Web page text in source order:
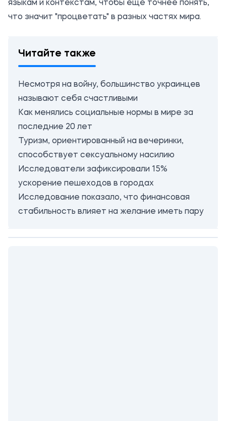
языкам и контекстам, чтобы еще точнее понять,
что значит "процветать" в разных частях мира.
Читайте также
Несмотря на войну, большинство украинцев
называют себя счастливыми
Как менялись социальные нормы в мире за
последние 20 лет
Туризм, ориентированный на вечеринки,
способствует сексуальному насилию
Исследователи зафиксировали 15%
ускорение пешеходов в городах
Исследование показало, что финансовая
стабильность влияет на желание иметь пару